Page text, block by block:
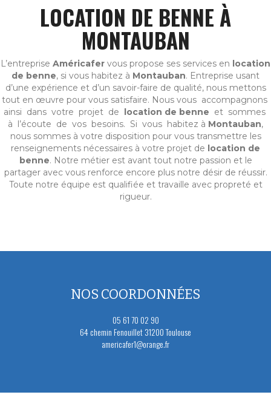
LOCATION DE BENNE À
MONTAUBAN
L’entreprise Américafer vous propose ses services en location
de benne, si vous habitez à Montauban. Entreprise usant
d’une expérience et d’un savoir-faire de qualité, nous mettons
tout en œuvre pour vous satisfaire. Nous vous accompagnons
ainsi dans votre projet de location de benne et sommes
à l’écoute de vos besoins. Si vous habitez à Montauban,
nous sommes à votre disposition pour vous transmettre les
renseignements nécessaires à votre projet de location de
benne. Notre métier est avant tout notre passion et le
partager avec vous renforce encore plus notre désir de réussir.
Toute notre équipe est qualifiée et travaille avec propreté et
rigueur.
NOS COORDONNÉES
05 61 70 02 90
64 chemin Fenouillet 31200 Toulouse
americafer1@orange.fr